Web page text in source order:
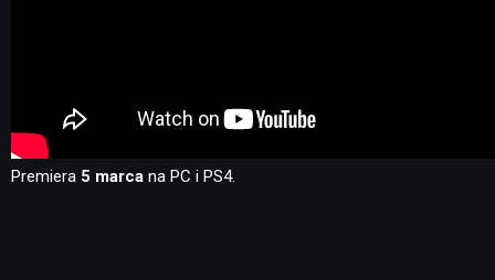
Premiera 5 marca na PC i PS4.